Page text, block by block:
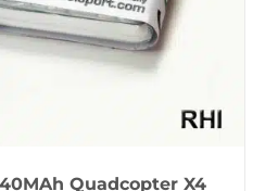
Quadcopter X4